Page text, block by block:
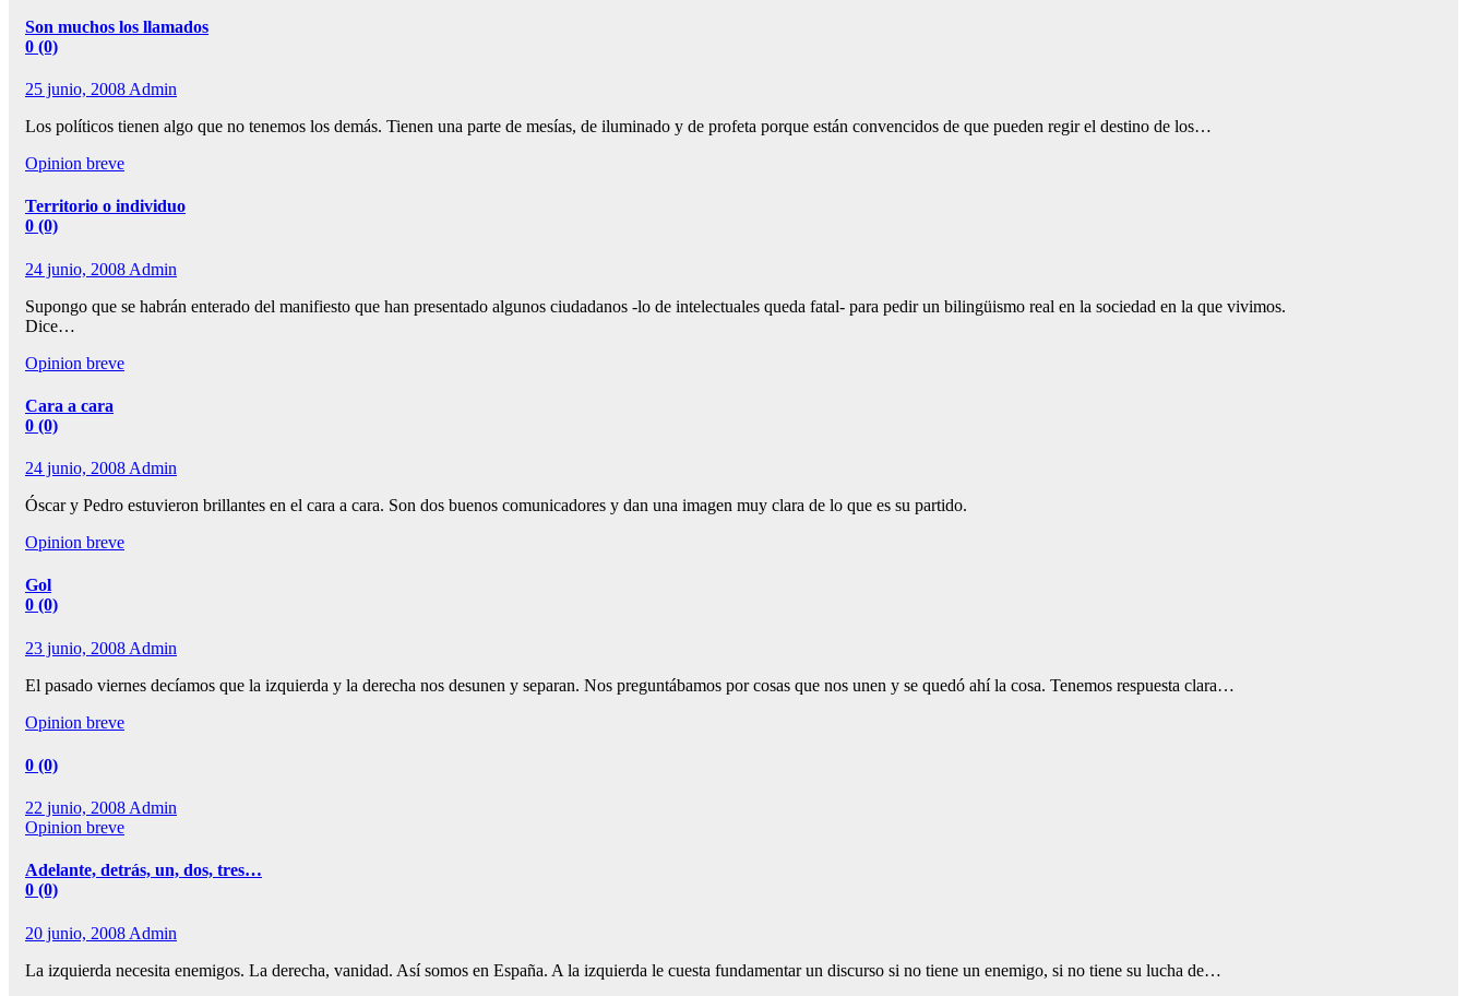
Son muchos los llamados
0 (0)
25 junio, 2008 Admin
Los políticos tienen algo que no tenemos los demás. Tienen una parte de mesías, de iluminado y de profeta porque están convencidos de que pueden regir el destino de los…
Opinion breve
Territorio o individuo
0 (0)
24 junio, 2008 Admin
Supongo que se habrán enterado del manifiesto que han presentado algunos ciudadanos -lo de intelectuales queda fatal- para pedir un bilingüismo real en la sociedad en la que vivimos.
Dice…
Opinion breve
Cara a cara
0 (0)
24 junio, 2008 Admin
Óscar y Pedro estuvieron brillantes en el cara a cara. Son dos buenos comunicadores y dan una imagen muy clara de lo que es su partido.
Opinion breve
Gol
0 (0)
23 junio, 2008 Admin
El pasado viernes decíamos que la izquierda y la derecha nos desunen y separan. Nos preguntábamos por cosas que nos unen y se quedó ahí la cosa. Tenemos respuesta clara…
Opinion breve
0 (0)
22 junio, 2008 Admin
Opinion breve
Adelante, detrás, un, dos, tres…
0 (0)
20 junio, 2008 Admin
La izquierda necesita enemigos. La derecha, vanidad. Así somos en España. A la izquierda le cuesta fundamentar un discurso si no tiene un enemigo, si no tiene su lucha de…